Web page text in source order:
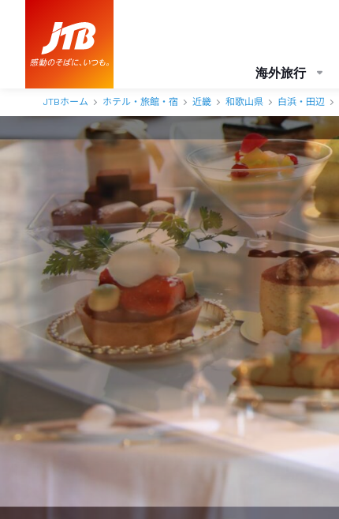
海外旅行
JTBホーム ホテル・旅館・宿 近畿 和歌山県 白浜・田辺